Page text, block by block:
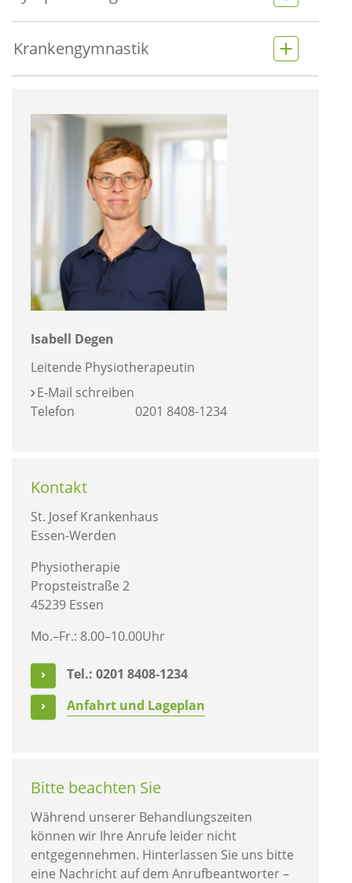
Krankengymnastik
Isabell Degen
Leitende Physiotherapeutin
E-Mail schreiben
Telefon
0201 8408-1234
Kontakt
St. Josef Krankenhaus
Essen-Werden
Physiotherapie
Propsteistraße 2
45239 Essen
Mo.–Fr.: 8.00–10.00Uhr
Tel.: 0201 8408-1234
Anfahrt und Lageplan
Bitte beachten Sie
Während unserer Behandlungszeiten
können wir Ihre Anrufe leider nicht
entgegennehmen. Hinterlassen Sie uns bitte
eine Nachricht auf dem Anrufbeantworter –